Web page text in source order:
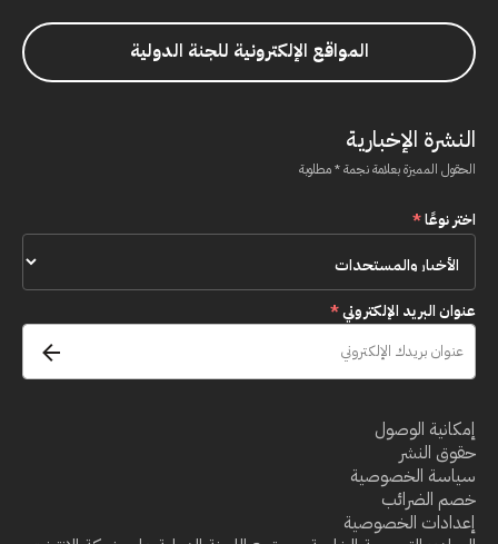
المواقع الإلكترونية للجنة الدولية
النشرة الإخبارية
الحقول المميزة بعلامة نجمة * مطلوبة
اختر نوعًا*
عنوان البريد الإلكتروني*
إمكانية الوصول
حقوق النشر
سياسة الخصوصية
خصم الضرائب
إعدادات الخصوصية